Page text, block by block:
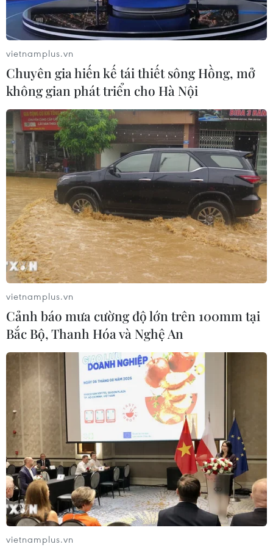
Giáo hoàng Leo XIV ban hành Luật
Cơ bản mới của Vatican
03/08/2026 05:32
Tòa án Nga lần đầu phán quyết về
bản quyền đối với sản phẩm do AI tạo
ra
03/08/2026 04:28
Tây Ban Nha nỗ lực khôi phục trật tự
sau cuộc khủng hoảng chưa từng có
03/08/2026 03:55
CƠ QUAN CHỦ QUẢN: THÔNG TẤN XÃ VIỆT NAM
Tổng Biên tập: TRẦN TIẾN DUẨN
Phó Tổng Biên tập: NGUYỄN THỊ TÁM, KHÚC THANH
THỦY
Sở hữu trí tuệ
Quy định sử dụng
RSS
Hỗ trợ
Ngôn ngữ
TTXVN
vietnamplus.vn
Chuyên gia hiến kế tái thiết sông Hồng, mở
không gian phát triển cho Hà Nội
vietnamplus.vn
Cảnh báo mưa cường độ lớn trên 100mm tại
Bắc Bộ, Thanh Hóa và Nghệ An
vietnamplus.vn